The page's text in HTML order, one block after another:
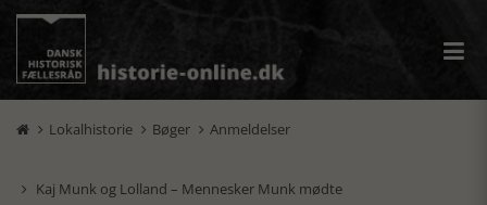
 Lokalhistorie  Bøger  Anmeldelser
 Kaj Munk og Lolland – Mennesker Munk mødte